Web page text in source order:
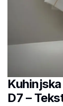
D7 –